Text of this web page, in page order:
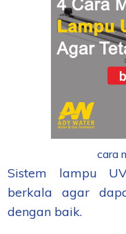
cara
Sistem lampu
berkala agar
dengan baik.